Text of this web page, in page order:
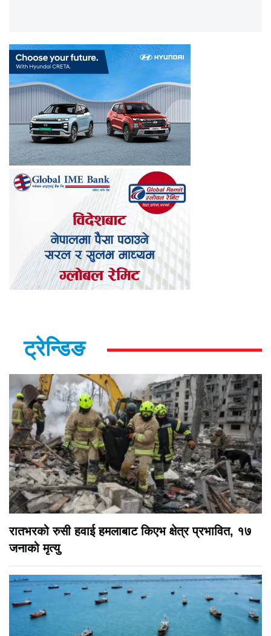
ट्रेन्डिङ
रातभरको रुसी हवाई हमलाबाट किएभ क्षेत्र प्रभावित, १७
जनाको मृत्यु